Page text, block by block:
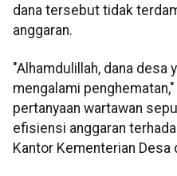
dana tersebut tidak
anggaran.
"Alhamdulillah, dana desa
mengalami
pertanyaan wartawan
efisiensi anggaran
Kantor Kementerian Desa